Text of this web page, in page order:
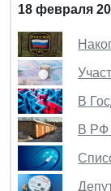
18 февраля
В
В РФ